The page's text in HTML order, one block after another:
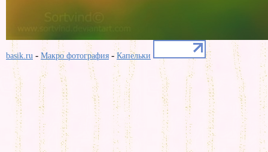
basik.ru - Макро фотография -Капельки